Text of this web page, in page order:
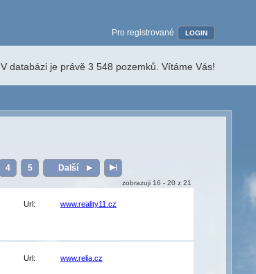
Pro registrované LOGIN
V databázi je právě 3 548 pozemků. Vítáme Vás!
4 5 Další
zobrazuji 16 - 20 z 21
Url: www.reality11.cz
Url: www.relia.cz